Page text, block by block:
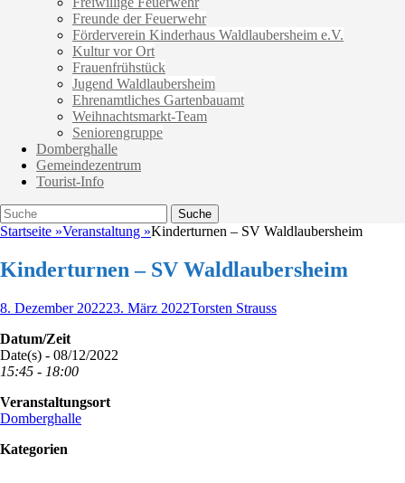
Freunde der Feuerwehr
Förderverein Kinderhaus Waldlaubersheim e.V.
Kultur vor Ort
Frauenfrühstück
Jugend Waldlaubersheim
Ehrenamtliches Gartenbauamt
Weihnachtsmarkt-Team
Seniorengruppe
Domberghalle
Gemeindezentrum
Tourist-Info
Suche
Suche
nach:
Startseite »Veranstaltung »Kinderturnen – SV Waldlaubersheim
Kinderturnen – SV Waldlaubersheim
Veröffentlicht
8. Dezember 202223. März 2022Autor
Torsten Strauss
Datum/Zeit
Date(s) - 08/12/2022
15:45 - 18:00
Veranstaltungsort
Domberghalle
Kategorien